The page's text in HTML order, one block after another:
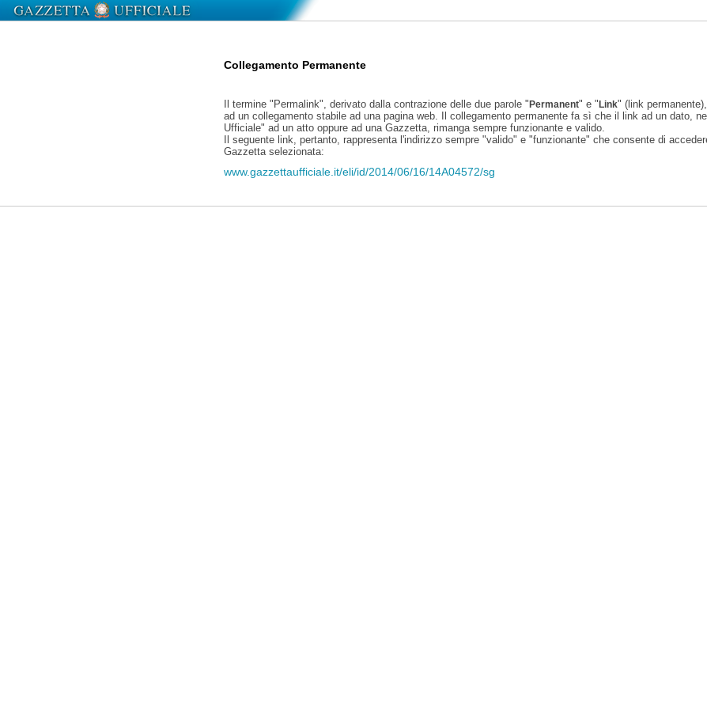
Collegamento Permanente
Il termine "Permalink", derivato dalla contrazione delle due parole "Permanent" e "Link" (link
ad un collegamento stabile ad una pagina web. Il collegamento permanente fa sì che il link ad un dato,
Ufficiale" ad un atto oppure ad una Gazzetta, rimanga sempre funzionante e valido.
Il seguente link, pertanto, rappresenta l'indirizzo sempre "valido" e "funzionante" che consente di
Gazzetta selezionata:
www.gazzettaufficiale.it/eli/id/2014/06/16/14A04572/sg